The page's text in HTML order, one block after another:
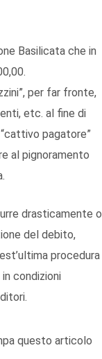
Basilicata che in
per far fronte,
etc. al fine di
pagatore”
al pignoramento
drasticamente o
del debito,
procedura
condizioni
questo articolo